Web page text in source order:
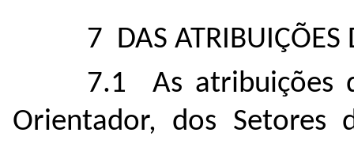
7 DAS ATRIBUIÇÕES
7.1 As atribuições
Orientador, dos Setores